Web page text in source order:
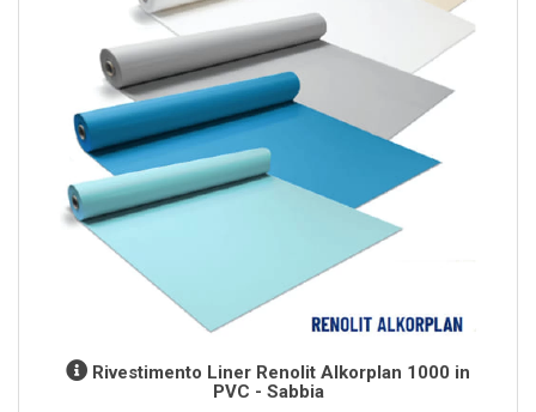
Rivestimento Liner Renolit Alkorplan 1000 in
PVC - Sabbia